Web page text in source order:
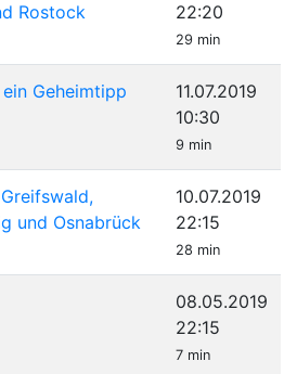
Rostock
22:20
29 min
Geheimtipp
11.07.2019
10:30
9 min
und Osnabrück
10.07.2019
22:15
28 min
08.05.2019
22:15
7 min